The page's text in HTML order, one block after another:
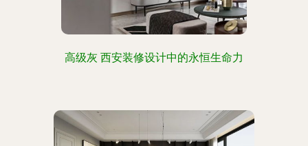
高级灰 西安装修设计中的永恒生命力